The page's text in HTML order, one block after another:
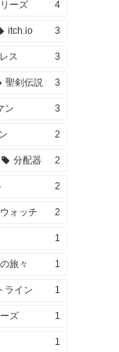
ーズ 4
itch.io 3
ス 3
聖剣伝説 3
ン 3
2
分配器 2
2
ォッチ 2
1
旅々 1
ライン 1
ズ 1
1